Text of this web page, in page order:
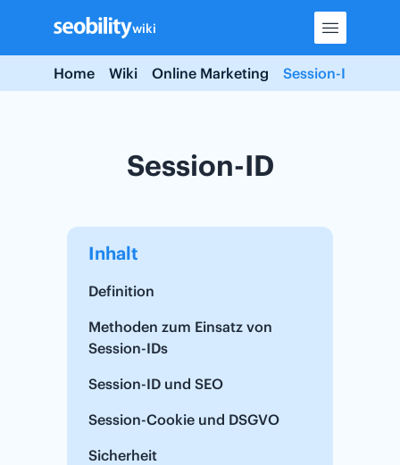
content
wiki
Home Wiki Online Marketing Session-ID
Session-ID
Inhalt
Definition
Methoden zum Einsatz von
Session-IDs
Session-ID und SEO
Session-Cookie und DSGVO
Sicherheit